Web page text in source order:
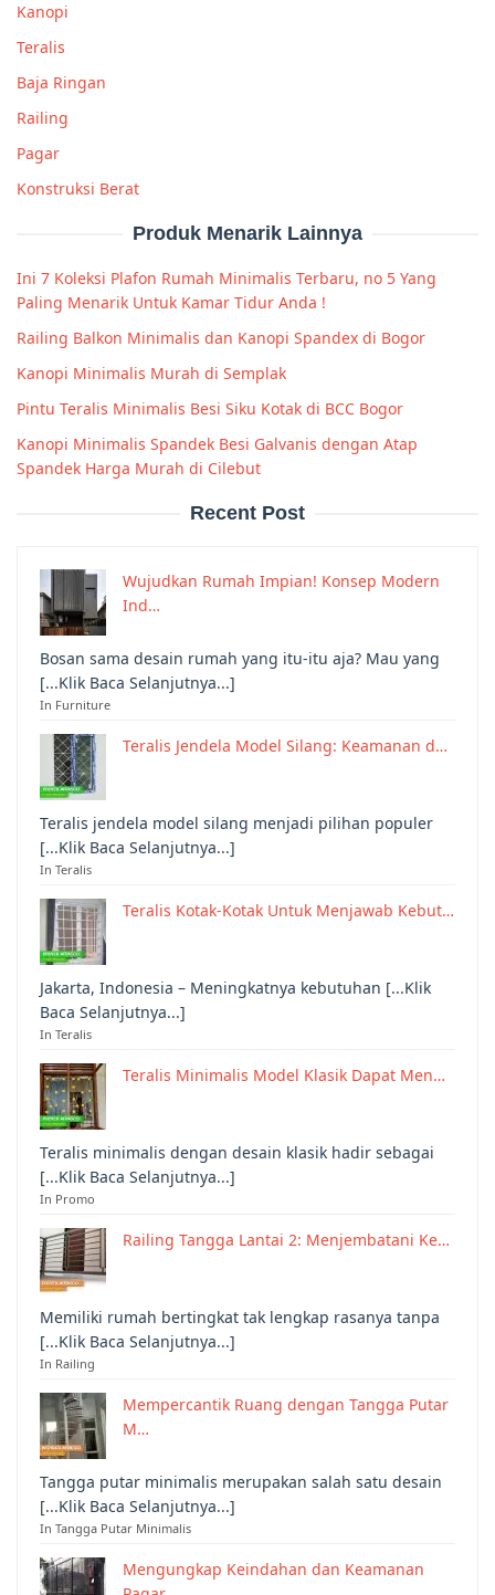
Kanopi
Teralis
Baja Ringan
Railing
Pagar
Konstruksi Berat
Produk Menarik Lainnya
Ini 7 Koleksi Plafon Rumah Minimalis Terbaru, no 5 Yang
Paling Menarik Untuk Kamar Tidur Anda !
Railing Balkon Minimalis dan Kanopi Spandex di Bogor
Kanopi Minimalis Murah di Semplak
Pintu Teralis Minimalis Besi Siku Kotak di BCC Bogor
Kanopi Minimalis Spandek Besi Galvanis dengan Atap
Spandek Harga Murah di Cilebut
Recent Post
Wujudkan Rumah Impian! Konsep Modern
Ind…
Bosan sama desain rumah yang itu-itu aja? Mau yang
[...Klik Baca Selanjutnya...]
In Furniture
Teralis Jendela Model Silang: Keamanan d…
Teralis jendela model silang menjadi pilihan populer
[...Klik Baca Selanjutnya...]
In Teralis
Teralis Kotak-Kotak Untuk Menjawab Kebut…
Jakarta, Indonesia – Meningkatnya kebutuhan [...Klik
Baca Selanjutnya...]
In Teralis
Teralis Minimalis Model Klasik Dapat Men…
Teralis minimalis dengan desain klasik hadir sebagai
[...Klik Baca Selanjutnya...]
In Promo
Railing Tangga Lantai 2: Menjembatani Ke…
Memiliki rumah bertingkat tak lengkap rasanya tanpa
[...Klik Baca Selanjutnya...]
In Railing
Mempercantik Ruang dengan Tangga Putar
M…
Tangga putar minimalis merupakan salah satu desain
[...Klik Baca Selanjutnya...]
In Tangga Putar Minimalis
Mengungkap Keindahan dan Keamanan